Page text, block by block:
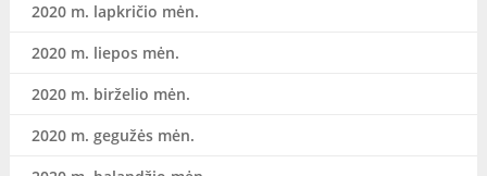
2020 m. lapkričio mėn.
2020 m. liepos mėn.
2020 m. birželio mėn.
2020 m. gegužės mėn.